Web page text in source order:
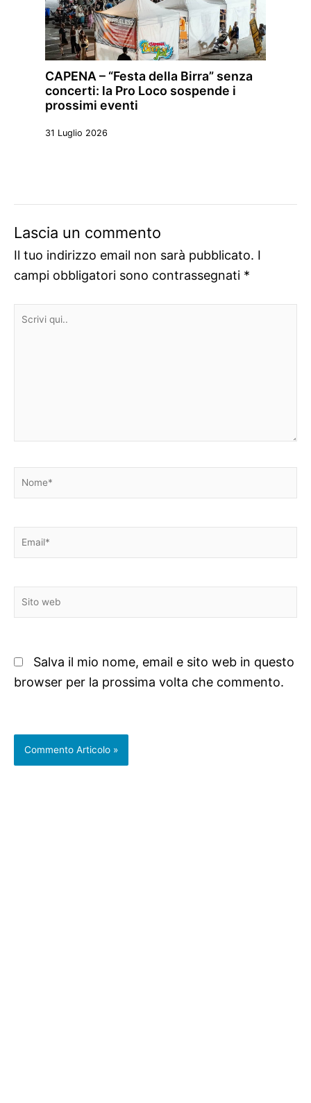
CAPENA – “Festa della Birra” senza
concerti: la Pro Loco sospende i
prossimi eventi
31 Luglio 2026
Lascia un commento
Il tuo indirizzo email non sarà pubblicato. I
campi obbligatori sono contrassegnati *
Scrivi
Nome*
Email*
Sito
web
Salva il mio nome, email e sito web in questo
browser per la prossima volta che commento.